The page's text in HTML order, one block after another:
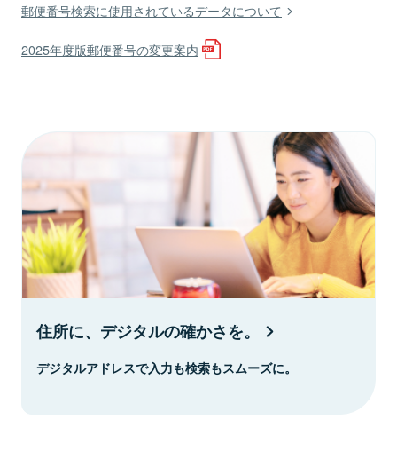
郵便番号検索に使用されているデータについて
2025年度版郵便番号の変更案内
住所に、デジタルの確かさを。
デジタルアドレスで入力も検索もスムーズに。